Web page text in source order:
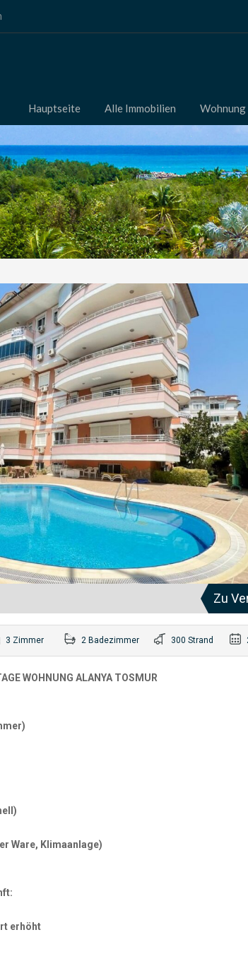
Hauptseite Alle Immobilien Wohnung
Zu
3 Zimmer 2 Badezimmer 300 Strand
WOHNUNG ALANYA TOSMUR
Ware, Klimaanlage)
erhöht